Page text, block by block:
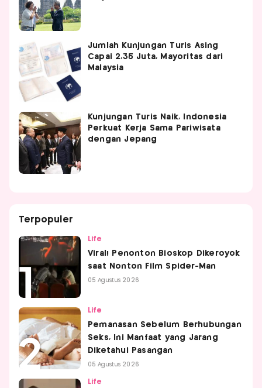
Jumlah Kunjungan Turis Asing
Capai 2,35 Juta, Mayoritas dari
Malaysia
Kunjungan Turis Naik, Indonesia
Perkuat Kerja Sama Pariwisata
dengan Jepang
Terpopuler
Life
Viral! Penonton Bioskop Dikeroyok
saat Nonton Film Spider-Man
05 Agustus 2026
Life
Pemanasan Sebelum Berhubungan
Seks, Ini Manfaat yang Jarang
Diketahui Pasangan
05 Agustus 2026
Life